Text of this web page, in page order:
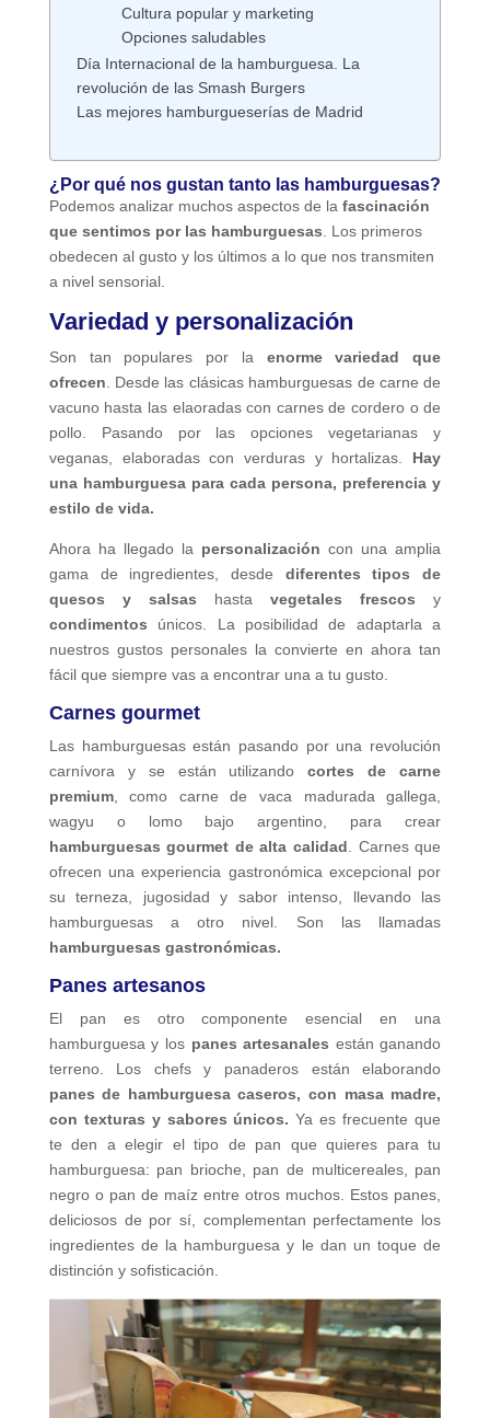
Cultura popular y marketing
Opciones saludables
Día Internacional de la hamburguesa. La
revolución de las Smash Burgers
Las mejores hamburgueserías de Madrid
¿Por qué nos gustan tanto las hamburguesas?
Podemos analizar muchos aspectos de la fascinación
que sentimos por las hamburguesas. Los primeros
obedecen al gusto y los últimos a lo que nos transmiten
a nivel sensorial.
Variedad y personalización
Son tan populares por la enorme variedad que
ofrecen. Desde las clásicas hamburguesas de carne de
vacuno hasta las elaoradas con carnes de cordero o de
pollo. Pasando por las opciones vegetarianas y
veganas, elaboradas con verduras y hortalizas. Hay
una hamburguesa para cada persona, preferencia y
estilo de vida.
Ahora ha llegado la personalización con una amplia
gama de ingredientes, desde diferentes tipos de
quesos y salsas hastavegetales frescos y
condimentos únicos. La posibilidad de adaptarla a
nuestros gustos personales la convierte en ahora tan
fácil que siempre vas a encontrar una a tu gusto.
Carnes gourmet
Las hamburguesas están pasando por una revolución
carnívora y se están utilizandocortes de carne
premium, como carne de vaca madurada gallega,
wagyu o lomo bajo argentino, para crear
hamburguesas gourmet de alta calidad. Carnes que
ofrecen una experiencia gastronómica excepcional por
su terneza, jugosidad y sabor intenso, llevando las
hamburguesas a otro nivel. Son las llamadas
hamburguesas gastronómicas.
Panes artesanos
El pan es otro componente esencial en una
hamburguesa y los panes artesanales están ganando
terreno. Los chefs y panaderos están elaborando
panes de hamburguesa caseros, con masa madre,
con texturas y sabores únicos.Ya es frecuente que
te den a elegir el tipo de pan que quieres para tu
hamburguesa: pan brioche, pan de multicereales, pan
negro o pan de maíz entre otros muchos. Estos panes,
deliciosos de por sí, complementan perfectamente los
ingredientes de la hamburguesa y le dan un toque de
distinción y sofisticación.